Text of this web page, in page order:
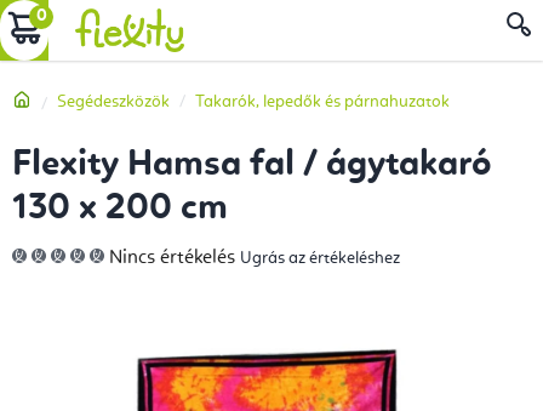
Ugrás
a
tartalomhoz
KOSÁR
Kezdőlap
Segédeszközök Takarók, lepedők és párnahuzatok
Flexity Hamsa fal / ágytakaró
130 x 200 cm
A
termék
csillag.
Nincs értékelés Ugrás az értékeléshez